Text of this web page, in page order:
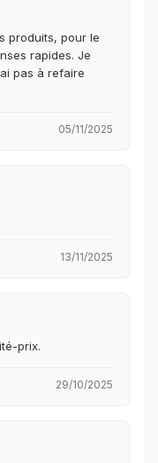
produits, pour le
rapides. Je
pas à refaire
05/11/2025
13/11/2025
prix.
29/10/2025